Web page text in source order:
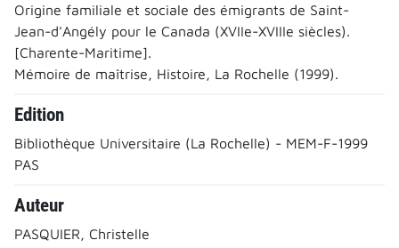
Origine familiale et sociale des émigrants de Saint-
Jean-d'Angély pour le Canada (XVIIe-XVIIIe siècles).
[Charente-Maritime].
Mémoire de maîtrise, Histoire, La Rochelle (1999).
Edition
Bibliothèque Universitaire (La Rochelle) - MEM-F-1999
PAS
Auteur
PASQUIER, Christelle